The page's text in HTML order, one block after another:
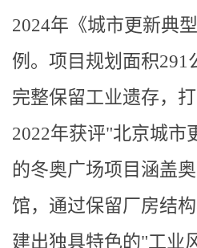
2024年《城市更新典
例。项目规划面积
完整保留工业遗存，
2022年获评"北京城市
的冬奥广场项目涵盖
馆，通过保留厂房结
建出独具特色的"工业